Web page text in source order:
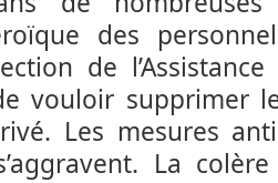
des
de
vouloir supprimer
Les mesures
La